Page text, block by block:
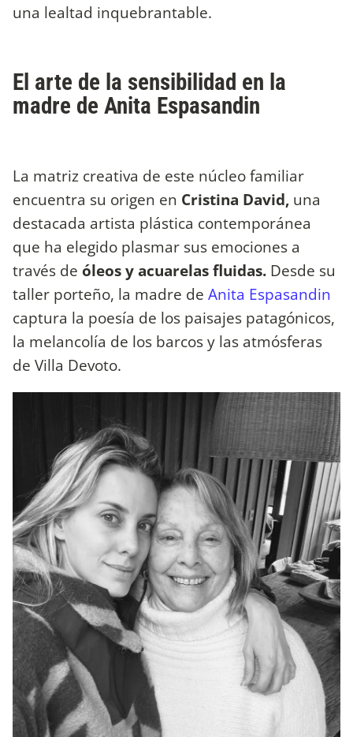
una lealtad inquebrantable.
El arte de la sensibilidad en la
madre de Anita Espasandin
La matriz creativa de este núcleo familiar
encuentra su origen en Cristina David, una
destacada artista plástica contemporánea
que ha elegido plasmar sus emociones a
través de óleos y acuarelas fluidas. Desde su
taller porteño, la madre de Anita Espasandin
captura la poesía de los paisajes patagónicos,
la melancolía de los barcos y las atmósferas
de Villa Devoto.